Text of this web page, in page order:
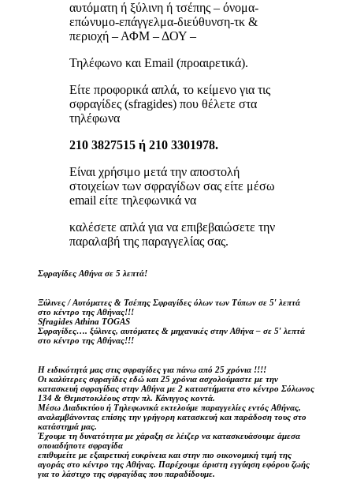
αυτόματη ή ξύλινη ή τσέπης – όνομα-
επώνυμο-επάγγελμα-διεύθυνση-τκ &
περιοχή – ΑΦΜ – ΔΟΥ –
Τηλέφωνο και Email (προαιρετικά).
Είτε προφορικά απλά, το κείμενο για τις
σφραγίδες (sfragides) που θέλετε στα
τηλέφωνα
210 3827515 ή 210 3301978.
Είναι χρήσιμο μετά την αποστολή
στοιχείων των σφραγίδων σας είτε μέσω
email είτε τηλεφωνικά να
καλέσετε απλά για να επιβεβαιώσετε την
παραλαβή της παραγγελίας σας.
Σφραγίδες Αθήνα σε 5 λεπτά!
Ξύλινες / Αυτόματες & Τσέπης Σφραγίδες όλων των Τύπων σε 5′ λεπτά
στο κέντρο της Αθήνας!!!
Sfragides Athina TOGAS
Σφραγίδες…. ξύλινες, αυτόματες & μηχανικές στην Αθήνα – σε 5′ λεπτά
στο κέντρο της Αθήνας!!!
Η ειδικότητά μας στις σφραγίδες για πάνω από 25 χρόνια !!!!
Οι καλύτερες σφραγίδες εδώ και 25 χρόνια ασχολούμαστε με την
κατασκευή σφραγίδας στην Αθήνα με 2 καταστήματα στο κέντρο Σόλωνος
134 & Θεμιστοκλέους στην πλ. Κάνιγγος κοντά.
Μέσω Διαδικτύου ή Τηλεφωνικά εκτελούμε παραγγελίες εντός Αθήνας,
αναλαμβάνοντας επίσης την γρήγορη κατασκευή και παράδοση τους στο
κατάστημά μας.
Έχουμε τη δυνατότητα με χάραξη σε λέιζερ να κατασκευάσουμε άμεσα
οποιαδήποτε σφραγίδα
επιθυμείτε με εξαιρετική ευκρίνεια και στην πιο οικονομική τιμή της
αγοράς στο κέντρο της Αθήνας. Παρέχουμε άριστη εγγύηση εφόρου ζωής
για το λάστιχο της σφραγίδας που παραδίδουμε.